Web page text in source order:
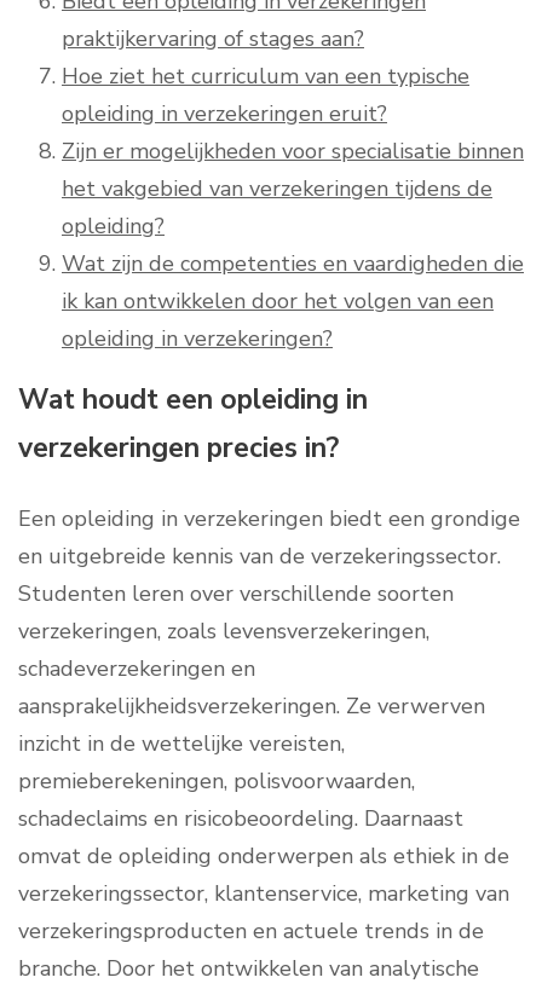
praktijkervaring of stages aan?
Hoe ziet het curriculum van een typische
opleiding in verzekeringen eruit?
Zijn er mogelijkheden voor specialisatie binnen
het vakgebied van verzekeringen tijdens de
opleiding?
Wat zijn de competenties en vaardigheden die
ik kan ontwikkelen door het volgen van een
opleiding in verzekeringen?
Wat houdt een opleiding in
verzekeringen precies in?
Een opleiding in verzekeringen biedt een grondige
en uitgebreide kennis van de verzekeringssector.
Studenten leren over verschillende soorten
verzekeringen, zoals levensverzekeringen,
schadeverzekeringen en
aansprakelijkheidsverzekeringen. Ze verwerven
inzicht in de wettelijke vereisten,
premieberekeningen, polisvoorwaarden,
schadeclaims en risicobeoordeling. Daarnaast
omvat de opleiding onderwerpen als ethiek in de
verzekeringssector, klantenservice, marketing van
verzekeringsproducten en actuele trends in de
branche. Door het ontwikkelen van analytische